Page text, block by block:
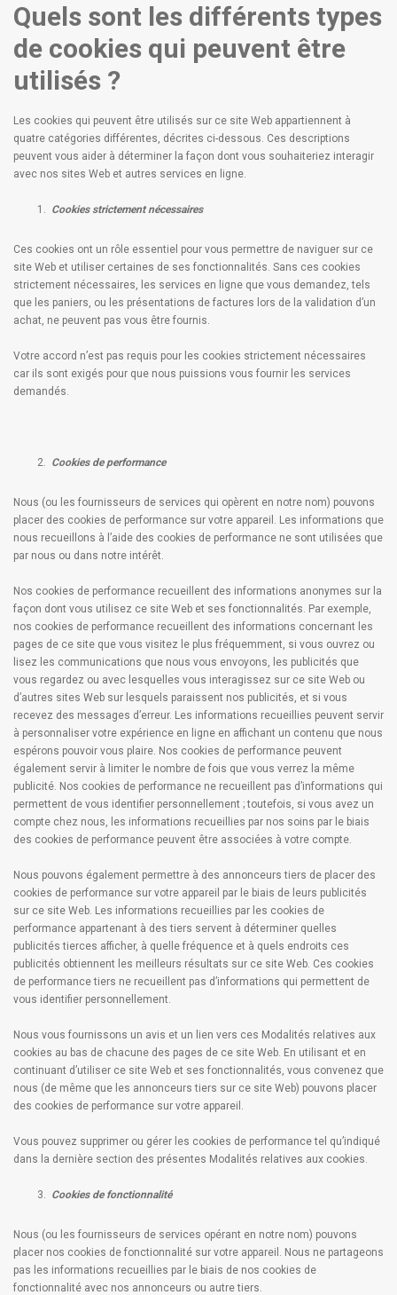
Quels sont les différents types
de cookies qui peuvent être
utilisés ?
Les cookies qui peuvent être utilisés sur ce site Web appartiennent à
quatre catégories différentes, décrites ci-dessous. Ces descriptions
peuvent vous aider à déterminer la façon dont vous souhaiteriez interagir
avec nos sites Web et autres services en ligne.
Cookies strictement nécessaires
Ces cookies ont un rôle essentiel pour vous permettre de naviguer sur ce
site Web et utiliser certaines de ses fonctionnalités. Sans ces cookies
strictement nécessaires, les services en ligne que vous demandez, tels
que les paniers, ou les présentations de factures lors de la validation d’un
achat, ne peuvent pas vous être fournis.
Votre accord n’est pas requis pour les cookies strictement nécessaires
car ils sont exigés pour que nous puissions vous fournir les services
demandés.
Cookies de performance
Nous (ou les fournisseurs de services qui opèrent en notre nom) pouvons
placer des cookies de performance sur votre appareil. Les informations que
nous recueillons à l’aide des cookies de performance ne sont utilisées que
par nous ou dans notre intérêt.
Nos cookies de performance recueillent des informations anonymes sur la
façon dont vous utilisez ce site Web et ses fonctionnalités. Par exemple,
nos cookies de performance recueillent des informations concernant les
pages de ce site que vous visitez le plus fréquemment, si vous ouvrez ou
lisez les communications que nous vous envoyons, les publicités que
vous regardez ou avec lesquelles vous interagissez sur ce site Web ou
d’autres sites Web sur lesquels paraissent nos publicités, et si vous
recevez des messages d’erreur. Les informations recueillies peuvent servir
à personnaliser votre expérience en ligne en affichant un contenu que nous
espérons pouvoir vous plaire. Nos cookies de performance peuvent
également servir à limiter le nombre de fois que vous verrez la même
publicité. Nos cookies de performance ne recueillent pas d’informations qui
permettent de vous identifier personnellement ; toutefois, si vous avez un
compte chez nous, les informations recueillies par nos soins par le biais
des cookies de performance peuvent être associées à votre compte.
Nous pouvons également permettre à des annonceurs tiers de placer des
cookies de performance sur votre appareil par le biais de leurs publicités
sur ce site Web. Les informations recueillies par les cookies de
performance appartenant à des tiers servent à déterminer quelles
publicités tierces afficher, à quelle fréquence et à quels endroits ces
publicités obtiennent les meilleurs résultats sur ce site Web. Ces cookies
de performance tiers ne recueillent pas d’informations qui permettent de
vous identifier personnellement.
Nous vous fournissons un avis et un lien vers ces Modalités relatives aux
cookies au bas de chacune des pages de ce site Web. En utilisant et en
continuant d’utiliser ce site Web et ses fonctionnalités, vous convenez que
nous (de même que les annonceurs tiers sur ce site Web) pouvons placer
des cookies de performance sur votre appareil.
Vous pouvez supprimer ou gérer les cookies de performance tel qu’indiqué
dans la dernière section des présentes Modalités relatives aux cookies.
Cookies de fonctionnalité
Nous (ou les fournisseurs de services opérant en notre nom) pouvons
placer nos cookies de fonctionnalité sur votre appareil. Nous ne partageons
pas les informations recueillies par le biais de nos cookies de
fonctionnalité avec nos annonceurs ou autre tiers.